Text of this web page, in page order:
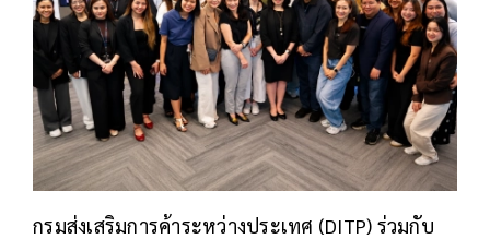
กรมส่งเสริมการค้าระหว่างประเทศ (DITP) ร่วมกับ